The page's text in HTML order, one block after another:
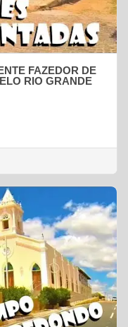
FAZEDOR DE
RIO GRANDE